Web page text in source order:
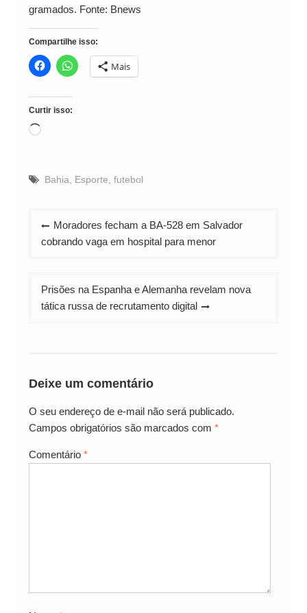
gramados. Fonte: Bnews
Compartilhe isso:
Mais
Curtir isso:
Carregando...
Bahia Esporte futebol
Navegação
de
Moradores fecham a BA-528 em Salvador
cobrando vaga em hospital para menor
Prisões na Espanha e Alemanha revelam nova
tática russa de recrutamento digital
Deixe um comentário
O seu endereço de e-mail não será publicado.
Campos obrigatórios são marcados com *
Comentário *